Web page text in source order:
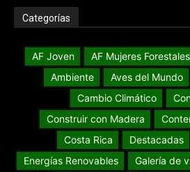
Categorías
AF Joven AF Mujeres Forestales
Ambiente
Aves del Mundo
Cambio Climático
Construir con Madera
Costa Rica
Destacadas
Energías Renovables
Galería de